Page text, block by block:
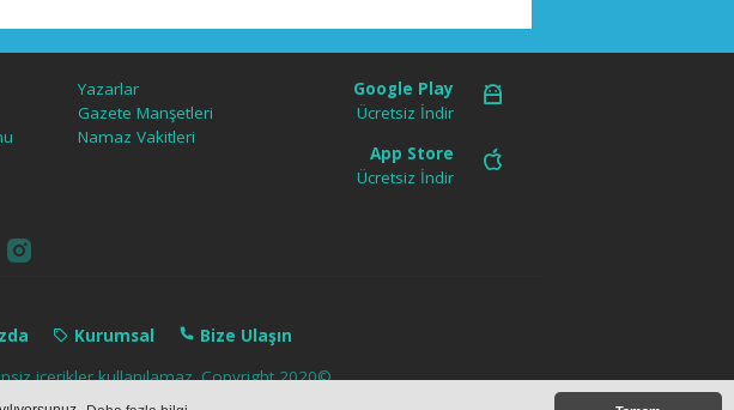
Yazarlar
Gazete Manşetleri
Namaz Vakitleri
Google Play
Ücretsiz İndir
App Store
Ücretsiz İndir
Kurumsal
Bize Ulaşın
içerikler kullanılamaz. Copyright 2020©